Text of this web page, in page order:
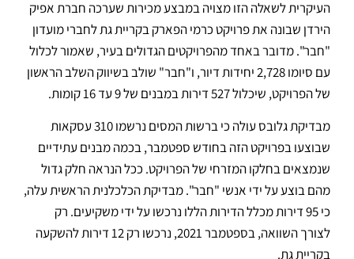
העיקרית לשאלה הזו מצויה במבצע מכירות שערכה חברת אפיק
הירדן שבונה את פרויקט כרמי הפארק בקריית גת לחברי מועדון
"חבר". מדובר באחד מהפרויקטים הגדולים בעיר, שאמור לכלול
עם סיומו 2,728 יחידות דיור, ו"חבר" שולב בשיווק השלב הראשון
של הפרויקט, שיכלול 527 דירות במבנים של 9 עד 16 קומות.
מבדיקת גלובס עולה כי ברשות המסים נרשמו 310 עסקאות
שבוצעו בפרויקט הזה בחודש ספטמבר, בכמה מבנים עתידיים
שנמצאים בחלקו המזרחי של הפרויקט. ככל הנראה חלק גדול
מהם בוצע על ידי אנשי "חבר". מבדיקת הכלכלנית הראשית עלה,
כי 95 דירות מכלל הדירות הללו נרכשו על ידי משקיעים. רק
לצורך השוואה, בספטמבר 2021, נרכשו רק 12 דירות להשקעה
בקריית גת.